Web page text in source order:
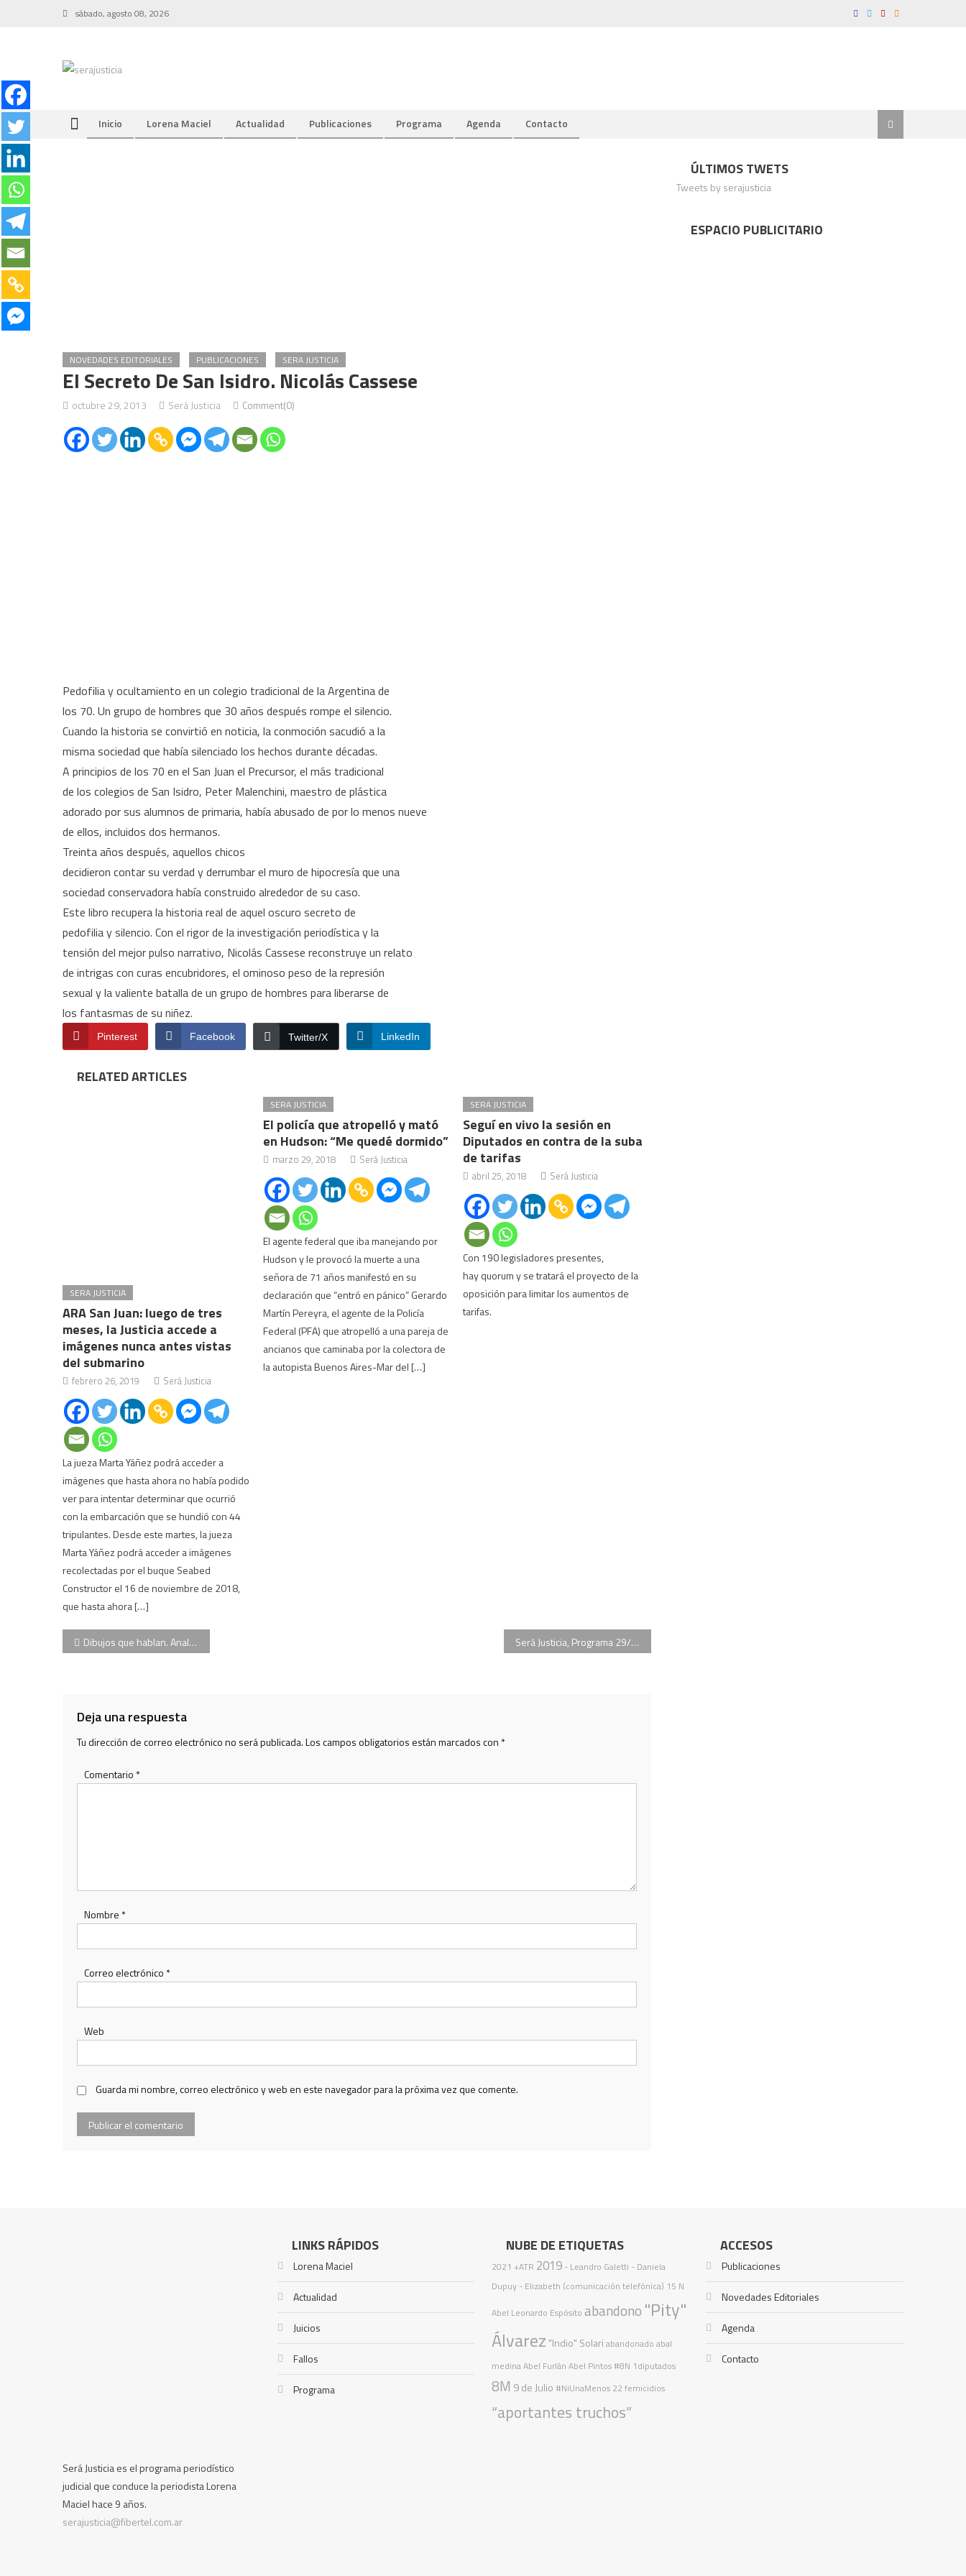
sábado, agosto 08, 2026
Inicio Lorena Maciel Actualidad Publicaciones Programa Agenda Contacto
NOVEDADES EDITORIALES PUBLICACIONES SERA JUSTICIA
El Secreto De San Isidro. Nicolás Cassese
octubre 29, 2013 Será Justicia Comment(0)
Pedofilia y ocultamiento en un colegio tradicional de la Argentina de
los 70. Un grupo de hombres que 30 años después rompe el silencio.
Cuando la historia se convirtió en noticia, la conmoción sacudió a la
misma sociedad que había silenciado los hechos durante décadas.
A principios de los 70 en el San Juan el Precursor, el más tradicional
de los colegios de San Isidro, Peter Malenchini, maestro de plástica
adorado por sus alumnos de primaria, había abusado de por lo menos nueve
de ellos, incluidos dos hermanos.
Treinta años después, aquellos chicos
decidieron contar su verdad y derrumbar el muro de hipocresía que una
sociedad conservadora había construido alrededor de su caso.
Este libro recupera la historia real de aquel oscuro secreto de
pedofilia y silencio. Con el rigor de la investigación periodística y la
tensión del mejor pulso narrativo, Nicolás Cassese reconstruye un relato
de intrigas con curas encubridores, el ominoso peso de la represión
sexual y la valiente batalla de un grupo de hombres para liberarse de
los fantasmas de su niñez.
Pinterest Facebook Twitter/X LinkedIn
RELATED ARTICLES
SERA JUSTICIA
ARA San Juan: luego de tres
meses, la Justicia accede a
imágenes nunca antes vistas
del submarino
febrero 26, 2019 Será Justicia
La jueza Marta Yáñez podrá acceder a
imágenes que hasta ahora no había podido
ver para intentar determinar que ocurrió
con la embarcación que se hundió con 44
tripulantes. Desde este martes, la jueza
Marta Yáñez podrá acceder a imágenes
recolectadas por el buque Seabed
Constructor el 16 de noviembre de 2018,
que hasta ahora […]
SERA JUSTICIA
El policía que atropelló y mató
en Hudson: “Me quedé dormido”
marzo 29, 2018 Será Justicia
El agente federal que iba manejando por
Hudson y le provocó la muerte a una
señora de 71 años manifestó en su
declaración que “entró en pánico” Gerardo
Martín Pereyra, el agente de la Policía
Federal (PFA) que atropelló a una pareja de
ancianos que caminaba por la colectora de
la autopista Buenos Aires-Mar del […]
SERA JUSTICIA
Seguí en vivo la sesión en
Diputados en contra de la suba
de tarifas
abril 25, 2018 Será Justicia
Con 190 legisladores presentes,
hay quorum y se tratará el proyecto de la
oposición para limitar los aumentos de
tarifas.
Navegación
Dibujos que hablan. Analía Boscato, Inés Ortalli y Delia Sobrero Será Justicia, Programa 29/10/2013, Nicolás Cassese, Lic, Delia Sobrero
Deja una respuesta
Tu dirección de correo electrónico no será publicada.Los campos obligatorios están marcados con *
Comentario *
Nombre *
Correo electrónico *
Web
Guarda mi nombre, correo electrónico y web en este navegador para la próxima vez que comente.
ÚLTIMOS TWETS
Tweets by serajusticia
ESPACIO PUBLICITARIO
Será Justicia es el programa periodístico
judicial que conduce la periodista Lorena
Maciel hace 9 años.
serajusticia@fibertel.com.ar
LINKS RÁPIDOS
Lorena Maciel
Actualidad
Juicios
Fallos
Programa
NUBE DE ETIQUETAS
2021 +ATR 2019 - Leandro Galetti - Daniela
Dupuy - Elizabeth (comunicación telefónica) 15 N
Abel Leonardo Espósito abandono "Pity"
Álvarez "Indio" Solari abandonado abal
medinaAbel Furlán Abel Pintos #8N 1diputados
8M 9 de Julio #NiUnaMenos 22 femicidios
“aportantes truchos”
ACCESOS
Publicaciones
Novedades Editoriales
Agenda
Contacto